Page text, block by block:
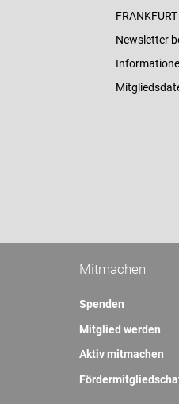
Newsletter
Mitmachen
Spenden
Mitglied werden
Aktiv mitmachen